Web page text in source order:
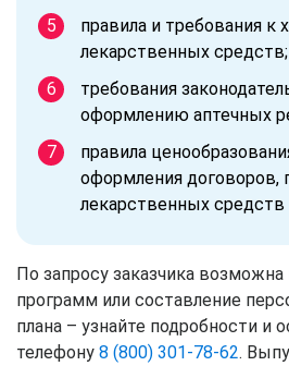
правила и требования к
лекарственных средств;
требования
оформлению аптечных
правила
оформления договоров,
лекарственных средств
По запросу заказчика
программ или составление
плана – узнайте подробности и
телефону 8 (800) 301-78-62.